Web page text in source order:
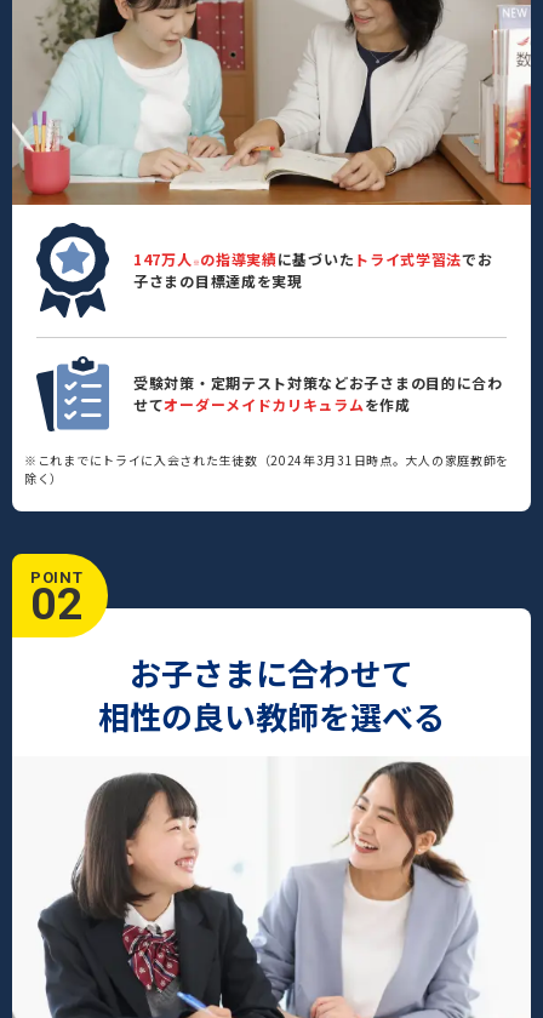
147万人 ※ の指導実績に基づいた トライ式学習法でお
子さまの目標達成を実現
受験対策・定期テスト対策などお子さまの目的に合わ
せてオーダーメイドカリキュラムを作成
※これまでにトライに入会された生徒数（2024年3月31日時点。大人の家庭教師を
除く）
POINT
02
お子さまに合わせて
相性の良い教師を選べる